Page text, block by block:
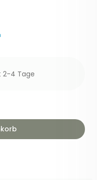
2-4 Tage